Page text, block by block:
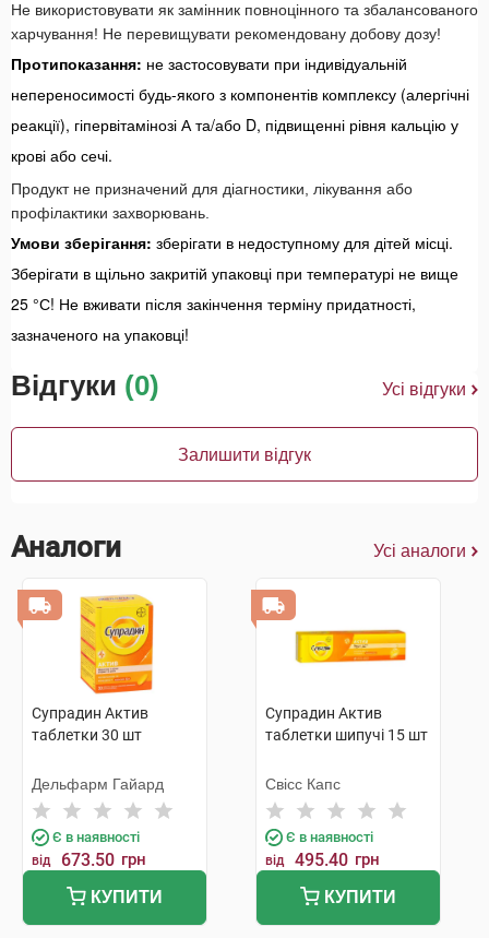
Не використовувати як замінник повноцінного та збалансованого
харчування! Не перевищувати рекомендовану добову дозу!
Протипоказання: не застосовувати при індивідуальній
непереносимості будь-якого з компонентів комплексу (алергічні
реакції), гіпервітамінозі А та/або D, підвищенні рівня кальцію у
крові або сечі.
Продукт не призначений для діагностики, лікування або
профілактики захворювань.
Умови зберігання: зберігати в недоступному для дітей місці.
Зберігати в щільно закритій упаковці при температурі не вище
25 °С! Не вживати після закінчення терміну придатності,
зазначеного на упаковці!
Відгуки (0) Усі відгуки
Залишити відгук
Аналоги Усі аналоги
Супрадин Актив
таблетки 30 шт
Дельфарм Гайард
Є в наявності
від 673.50 грн
КУПИТИ
Супрадин Актив
таблетки шипучі 15 шт
Свісс Капс
Є в наявності
від 495.40 грн
КУПИТИ